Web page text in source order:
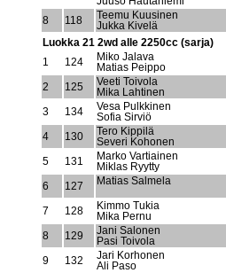
8
118
Teemu Kuusinen
Jukka Kivelä
Luokka 21 2wd alle 2250cc (sarja)
1
124
Miko Jalava
Matias Peippo
2
125
Veeti Toivola
Mika Lahtinen
3
134
Vesa Pulkkinen
Sofia Sirviö
4
130
Tero Kippilä
Severi Kohonen
5
131
Marko Vartiainen
Miklas Ryytty
6
127 Matias Salmela
7 128
Kimmo Tukia
Mika Pernu
8
129
Jani Salonen
Pasi Toivola
9
132
Jari Korhonen
Ali Paso